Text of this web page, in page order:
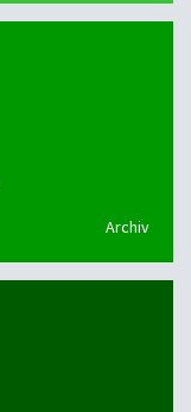
Archiv